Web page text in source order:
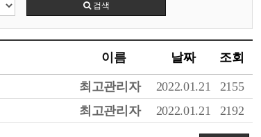
검색
이름 날짜 조회
최고관리자 2022.01.21
2155
최고관리자
2022.01.21 2192